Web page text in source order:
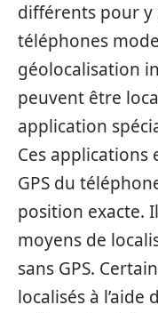
différents pour y
téléphones
géolocalisation
peuvent être
application
Ces applications
GPS du
position exacte.
moyens de
sans GPS.
localisés à